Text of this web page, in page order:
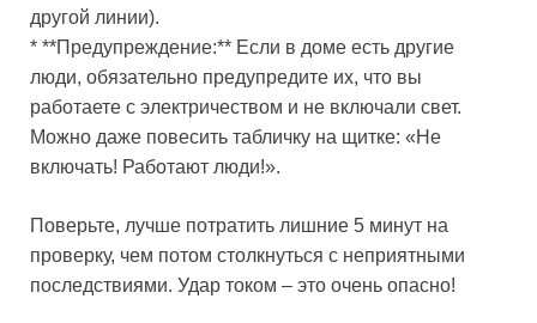
другой линии).
* **Предупреждение:** Если в доме есть другие
люди, обязательно предупредите их, что вы
работаете с электричеством и не включали свет.
Можно даже повесить табличку на щитке: «Не
включать! Работают люди!».
Поверьте, лучше потратить лишние 5 минут на
проверку, чем потом столкнуться с неприятными
последствиями. Удар током – это очень опасно!